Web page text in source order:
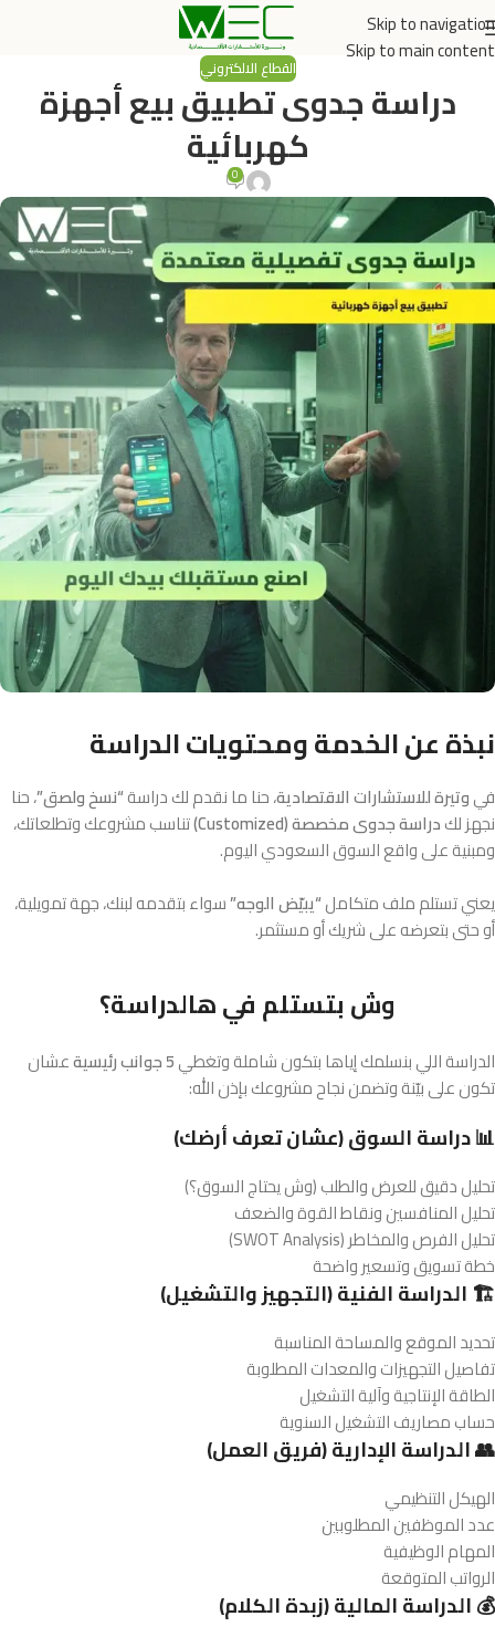
Skip to navigation
Skip to main content
القطاع الالكتروني
دراسة جدوى تطبيق بيع أجهزة
كهربائية
0
نبذة عن الخدمة ومحتويات الدراسة
فيوتيرة للاستشارات الاقتصادية، حنا ما نقدم لك دراسة“نسخ ولصق”، حنا
نجهز لكدراسة جدوى مخصصة (Customized)
تناسب مشروعك وتطلعاتك،
ومبنية على واقع السوق السعودي اليوم.
يعني تستلم ملف متكامل“يبيّض الوجه”سواء بتقدمه لبنك، جهة تمويلية،
أو حتى بتعرضه على شريك أو مستثمر.
وش بتستلم في هالدراسة؟
الدراسة اللي بنسلمك إياها بتكون شاملة وتغطي5 جوانب رئيسية
عشان
تكون على بيّنة وتضمن نجاح مشروعك بإذن الله:
📊 دراسة السوق (عشان تعرف أرضك)
تحليل دقيق للعرض والطلب (وش يحتاج السوق؟)
تحليل المنافسين ونقاط القوة والضعف
تحليل الفرص والمخاطر (SWOT Analysis)
خطة تسويق وتسعير واضحة
🏗️ الدراسة الفنية (التجهيز والتشغيل)
تحديد الموقع والمساحة المناسبة
تفاصيل التجهيزات والمعدات المطلوبة
الطاقة الإنتاجية وآلية التشغيل
حساب مصاريف التشغيل السنوية
👥 الدراسة الإدارية (فريق العمل)
الهيكل التنظيمي
عدد الموظفين المطلوبين
المهام الوظيفية
الرواتب المتوقعة
💰 الدراسة المالية (زبدة الكلام)